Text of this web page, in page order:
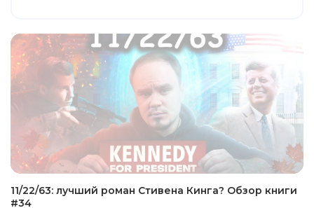
11/22/63: лучший роман Стивена Кинга? Обзор книги
#34